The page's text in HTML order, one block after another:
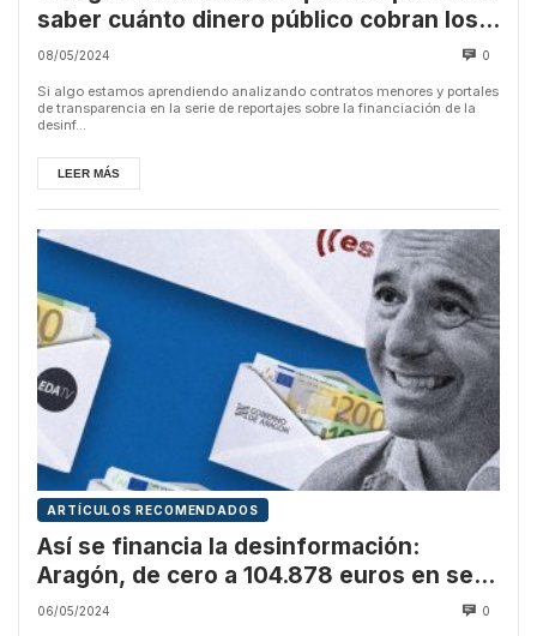
saber cuánto dinero público cobran los
medios de desinformación
08/05/2024 0
Si algo estamos aprendiendo analizando contratos menores y portales
de transparencia en la serie de reportajes sobre la financiación de la
desinf...
LEER MÁS
ARTÍCULOS RECOMENDADOS
Así se financia la desinformación:
Aragón, de cero a 104.878 euros en seis
meses
06/05/2024 0